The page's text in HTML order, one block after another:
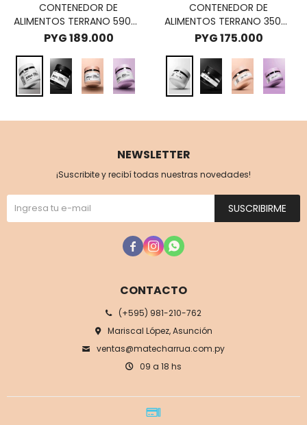
CONTENEDOR DE
ALIMENTOS TERRANO 590ML
- BLANCO
PYG189.000
CONTENEDOR DE
ALIMENTOS TERRANO 350ML
- BLANCO
PYG175.000
CONTACTO
(+595) 981-210-762
Mariscal López, Asunción
ventas@matecharrua.com.py
09 a 18 hs
NEWSLETTER
¡Suscribite y recibí todas nuestras novedades!
SUSCRIBIRME
  